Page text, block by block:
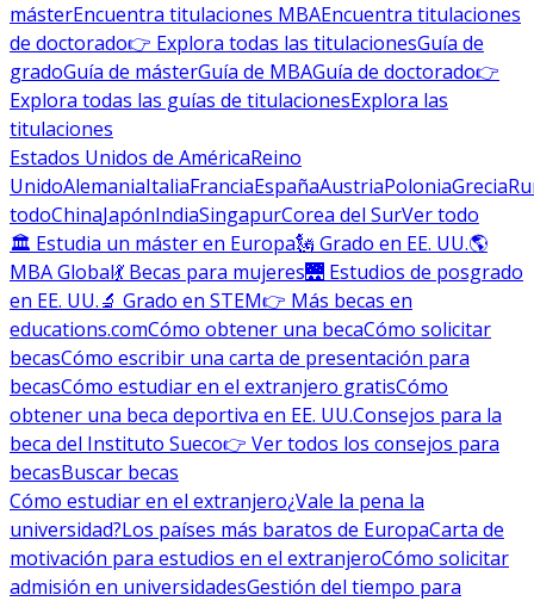
másterEncuentra titulaciones MBAEncuentra titulaciones
de doctorado👉 Explora todas las titulacionesGuía de
gradoGuía de másterGuía de MBAGuía de doctorado👉
Explora todas las guías de titulacionesExplora las
titulaciones
Estados Unidos de AméricaReino
UnidoAlemaniaItaliaFranciaEspañaAustriaPoloniaGrecia
todoChinaJapónIndiaSingapurCorea del SurVer todo
🏛 Estudia un máster en Europa🗽 Grado en EE. UU.🌎
MBA Global💃 Becas para mujeres🌉 Estudios de posgrado
en EE. UU.🔬 Grado en STEM👉 Más becas en
educations.comCómo obtener una becaCómo solicitar
becasCómo escribir una carta de presentación para
becasCómo estudiar en el extranjero gratisCómo
obtener una beca deportiva en EE. UU.Consejos para la
beca del Instituto Sueco👉 Ver todos los consejos para
becasBuscar becas
Cómo estudiar en el extranjero¿Vale la pena la
universidad?Los países más baratos de EuropaCarta de
motivación para estudios en el extranjeroCómo solicitar
admisión en universidadesGestión del tiempo para